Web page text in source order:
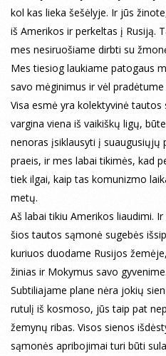
kol kas lieka šešėlyje. Ir jūs
iš Amerikos ir perkeltas į Rusiją.
mes nesiruošiame dirbti su
Mes tiesiog laukiame patogaus
savo mėginimus ir vėl
Visa esmė yra kolektyvinė
vargina viena iš vaikiškų ligų,
nenoras įsiklausyti į suaugusiųjų
praeis, ir mes labai tikimės, kad
tiek ilgai, kaip tas komunizmo
metų.
Aš labai tikiu Amerikos liaudimi.
šios tautos sąmonė sugebės
kuriuos duodame Rusijos
žinias ir Mokymus savo gyvenime.
Subtiliajame plane nėra jokių
rutulį iš kosmoso, jūs taip pat
žemynų ribas. Visos sienos
sąmonės apribojimai turi būti